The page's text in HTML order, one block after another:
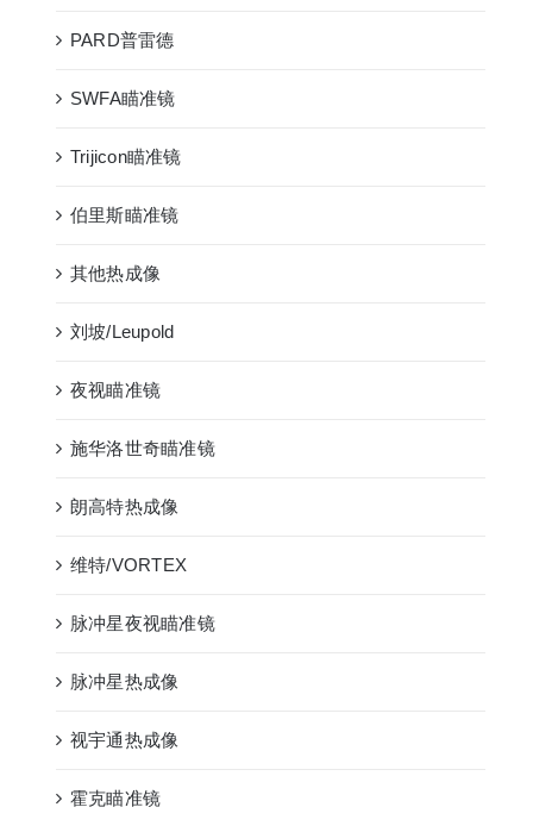
PARD普雷德
SWFA瞄准镜
Trijicon瞄准镜
伯里斯瞄准镜
其他热成像
刘坡/Leupold
夜视瞄准镜
施华洛世奇瞄准镜
朗高特热成像
维特/VORTEX
脉冲星夜视瞄准镜
脉冲星热成像
视宇通热成像
霍克瞄准镜